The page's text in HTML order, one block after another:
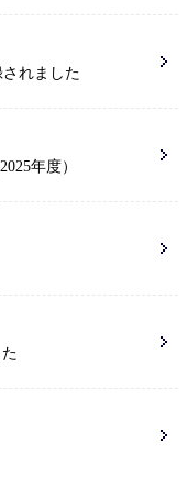
されました
年度）